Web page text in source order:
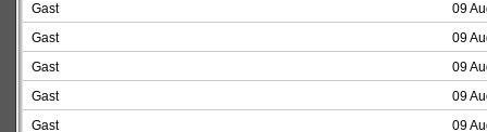
Gast
09
Gast
09
Gast
09
Gast
09
Gast
09